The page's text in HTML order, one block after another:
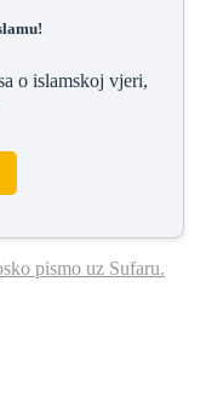
o islamskoj vjeri,
pismo uz Sufaru.